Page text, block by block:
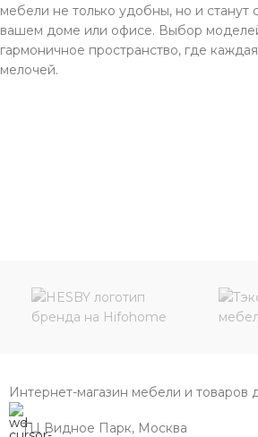
мебели не только удобны, но и станут
вашем доме или офисе. Выбор
гармоничное пространство, где
мелочей.
Интернет-магазин мебели и товаров
ТЦ Видное Парк, Москва